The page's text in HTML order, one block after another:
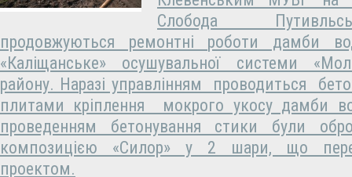
Слобода
продовжуються ремонтні роботи дамби
«Каліщанське» осушувальної системи
району. Наразі управлінням проводиться
плитами кріплення мокрого укосу дамби
проведенням бетонування стики були
композицією «Силор» у 2 шари, що
проектом.